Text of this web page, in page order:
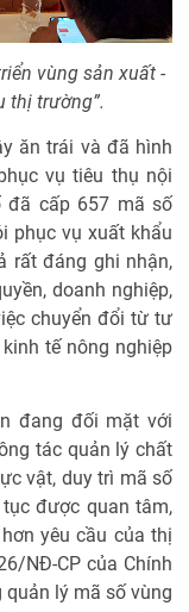
vùng sản xuất -
thị trường”.
ăn trái và đã hình
vụ tiêu thụ nội
đã cấp 657 mã số
phục vụ xuất khẩu
rất đáng ghi nhận,
doanh nghiệp,
chuyển đổi từ tư
tế nông nghiệp
đang đối mặt với
tác quản lý chất
vật, duy trì mã số
được quan tâm,
yêu cầu của thị
NĐ-CP của Chính
lý mã số vùng